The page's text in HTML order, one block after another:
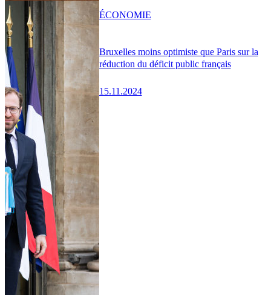
Bruxelles moins optimiste que Paris sur la
réduction du déficit public français
15.11.2024
ÉCONOMIE